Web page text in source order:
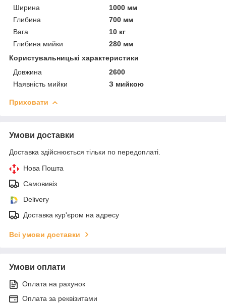
Ширина
1000 мм
Глибина
700 мм
Вага
10 кг
Глибина мийки
280 мм
Користувальницькі характеристики
Довжина
2600
Наявність мийки
З мийкою
Приховати
Умови доставки
Доставка здійснюється тільки по передоплаті.
Нова Пошта
Самовивіз
Delivery
Доставка кур'єром на адресу
Всі умови доставки
Умови оплати
Оплата на рахунок
Оплата за реквізитами